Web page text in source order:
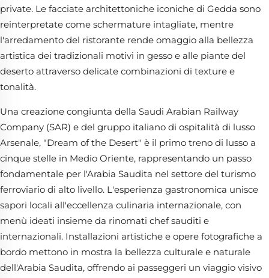
private. Le facciate architettoniche iconiche di Gedda sono
reinterpretate come schermature intagliate, mentre
l'arredamento del ristorante rende omaggio alla bellezza
artistica dei tradizionali motivi in gesso e alle piante del
deserto attraverso delicate combinazioni di texture e
tonalità.
Una creazione congiunta della Saudi Arabian Railway
Company (SAR) e del gruppo italiano di ospitalità di lusso
Arsenale, "Dream of the Desert" è il primo treno di lusso a
cinque stelle in Medio Oriente, rappresentando un passo
fondamentale per l'Arabia Saudita nel settore del turismo
ferroviario di alto livello. L'esperienza gastronomica unisce
sapori locali all'eccellenza culinaria internazionale, con
menù ideati insieme da rinomati chef sauditi e
internazionali. Installazioni artistiche e opere fotografiche a
bordo mettono in mostra la bellezza culturale e naturale
dell'Arabia Saudita, offrendo ai passeggeri un viaggio visivo